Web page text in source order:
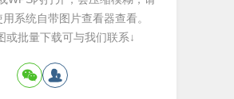
系统自带图片查看器查看。
或批量下载可与我们联系↓